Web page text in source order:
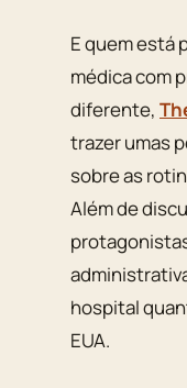
E quem está
médica com
diferente,
trazer umas
sobre as
Além de
hospital
EUA.